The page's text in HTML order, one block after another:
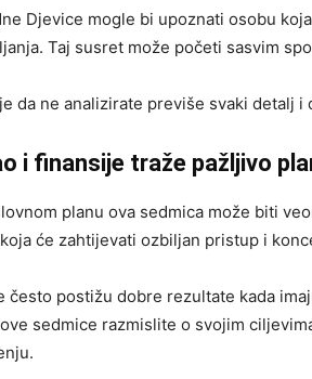
Djevice mogle bi upoznati osobu
Taj susret može početi sasvim
da ne analizirate previše svaki detalj
i finansije traže pažljivo
planu ova sedmica može biti
će zahtijevati ozbiljan pristup i
često postižu dobre rezultate kada
sedmice razmislite o svojim